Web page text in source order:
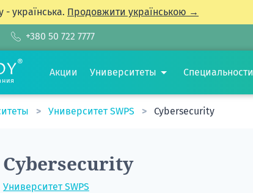
- українська. Продовжити українською →
+380 50 722 7777
Акции Университеты Специальности
Университет SWPS Cybersecurity
Cybersecurity
Университет SWPS